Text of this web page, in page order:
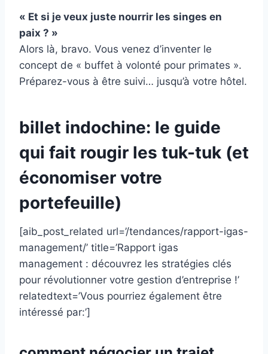
« Et si je veux juste nourrir les singes en
paix ? »
Alors là, bravo. Vous venez d’inventer le
concept de « buffet à volonté pour primates ».
Préparez-vous à être suivi… jusqu’à votre hôtel.
billet indochine: le guide
qui fait rougir les tuk-tuk (et
économiser votre
portefeuille)
[aib_post_related url=’/tendances/rapport-igas-
management/’ title=’Rapport igas
management : découvrez les stratégies clés
pour révolutionner votre gestion d’entreprise !’
relatedtext=’Vous pourriez également être
intéressé par:’]